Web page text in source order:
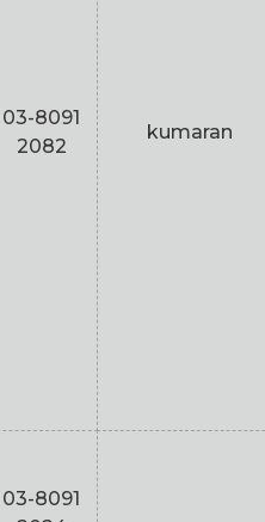
03-8091
2082
kumaran
03-8091